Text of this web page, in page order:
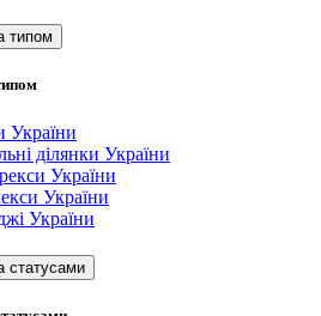
типом
України
ділянки України
України
України
України
статусами